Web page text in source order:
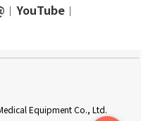
｜ YouTube ｜
Equipment Co., Ltd.